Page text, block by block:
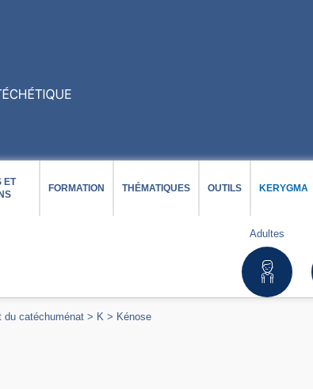
ET
FORMATION THÉMATIQUES OUTILS KERYGMA
Adultes
du catéchuménat > K > Kénose